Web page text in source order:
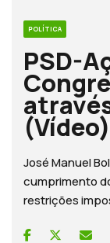
POLÍTICA
PSD-
(Vídeo)
José Manuel
cumprimento
restrições